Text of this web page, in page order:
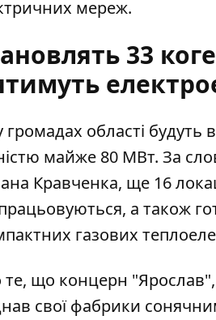
мереж.
33
області будуть
майже 80 МВт. За
Кравченка, ще 16
а також
газових
що концерн
свої фабрики